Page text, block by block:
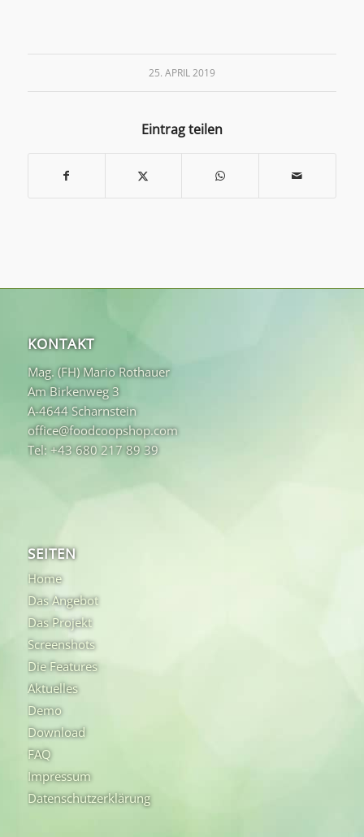
25. APRIL 2019
Eintrag teilen
KONTAKT
Mag. (FH) Mario Rothauer
Am Birkenweg 3
A-4644 Scharnstein
office@foodcoopshop.com
Tel: +43 680 217 89 39
SEITEN
Home
Das Angebot
Das Projekt
Screenshots
Die Features
Aktuelles
Demo
Download
FAQ
Impressum
Datenschutzerklärung